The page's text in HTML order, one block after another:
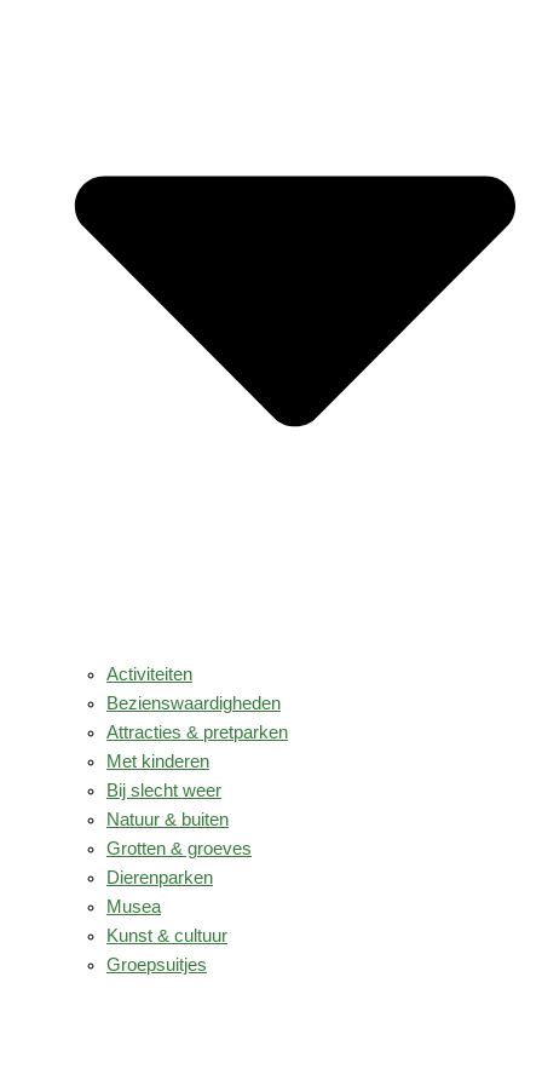
Activiteiten
Bezienswaardigheden
Attracties & pretparken
Met kinderen
Bij slecht weer
Natuur & buiten
Grotten & groeves
Dierenparken
Musea
Kunst & cultuur
Groepsuitjes